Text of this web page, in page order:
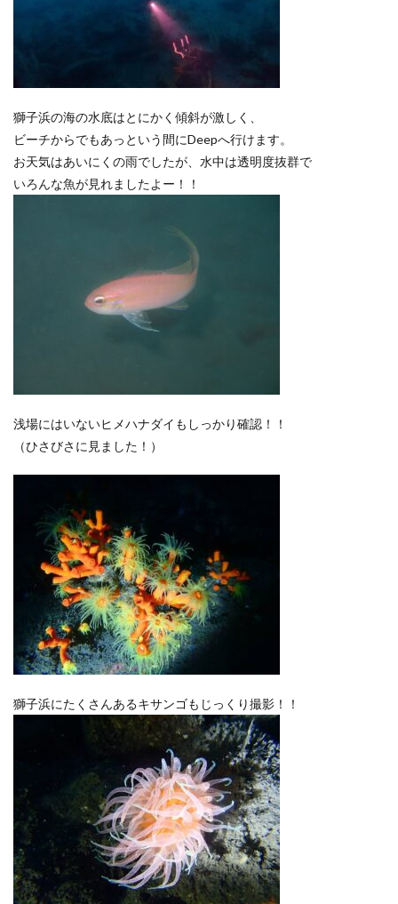
獅子浜の海の水底はとにかく傾斜が激しく、
ビーチからでもあっという間にDeepへ行けます。
お天気はあいにくの雨でしたが、水中は透明度抜群で
いろんな魚が見れましたよー！！
浅場にはいないヒメハナダイもしっかり確認！！
（ひさびさに見ました！）
獅子浜にたくさんあるキサンゴもじっくり撮影！！